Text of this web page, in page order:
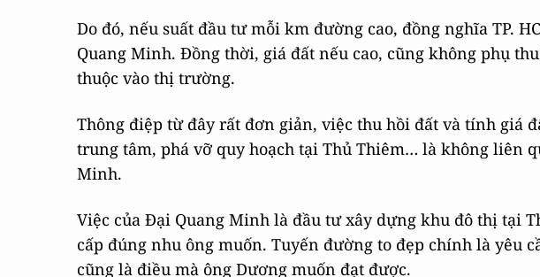
Do đó, nếu suất đầu tư mỗi km đường cao, đồng nghĩa TP.
Quang Minh. Đồng thời, giá đất nếu cao, cũng không phụ
thuộc vào thị trường.
Thông điệp từ đây rất đơn giản, việc thu hồi đất và tính giá
trung tâm, phá vỡ quy hoạch tại Thủ Thiêm… là không liên
Minh.
Việc của Đại Quang Minh là đầu tư xây dựng khu đô thị tại
cấp đúng nhu ông muốn. Tuyến đường to đẹp chính là yêu
cũng là điều mà ông Dương muốn đạt được.